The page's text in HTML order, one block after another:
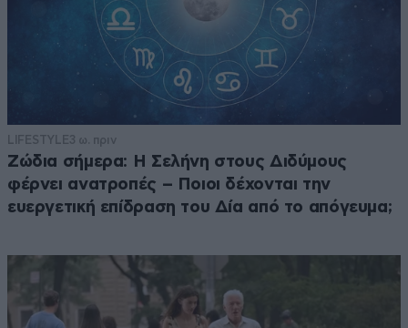
LIFESTYLE3 ω. πριν
Ζώδια σήμερα: Η Σελήνη στους Διδύμους
φέρνει ανατροπές – Ποιοι δέχονται την
ευεργετική επίδραση του Δία από το απόγευμα;